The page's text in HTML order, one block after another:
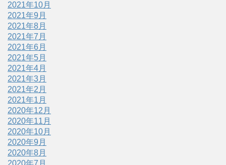
2021年10月
2021年9月
2021年8月
2021年7月
2021年6月
2021年5月
2021年4月
2021年3月
2021年2月
2021年1月
2020年12月
2020年11月
2020年10月
2020年9月
2020年8月